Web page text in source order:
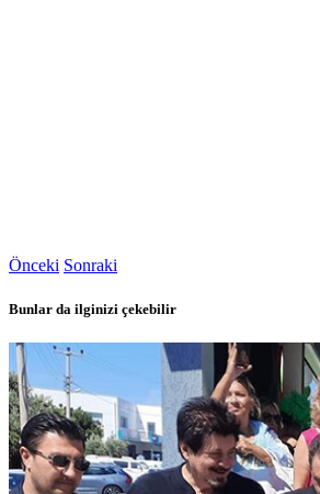
Önceki Sonraki
Bunlar da ilginizi çekebilir